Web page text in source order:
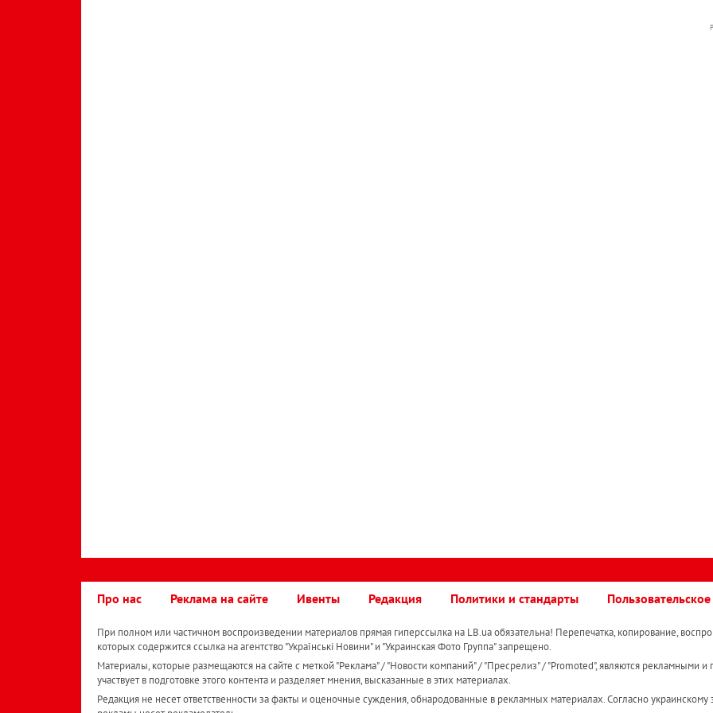
Про нас Реклама на сайте Ивенты Редакция Политики и стандарты
При полном или частичном воспроизведении материалов прямая гиперссылка на LB.ua обязательна! Перепечатка, копирование,
которых содержится ссылка на агентство "Українськi Новини" и "Украинская Фото Группа" запрещено.
Материалы, которые размещаются на сайте с меткой "Реклама" / "Новости компаний" / "Пресрелиз" / "Promoted", являются рекламными и
участвует в подготовке этого контента и разделяет мнения, высказанные в этих материалах.
Редакция не несет ответственности за факты и оценочные суждения, обнародованные в рекламных материалах. Согласно украинскому